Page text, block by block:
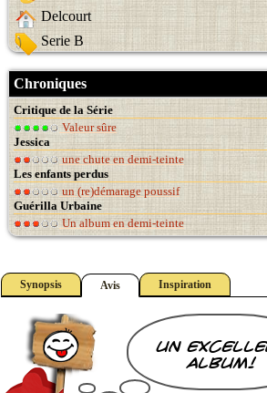
Delcourt
Serie B
Chroniques
Critique de la Série
Valeur sûre
Jessica
une chute en demi-teinte
Les enfants perdus
un (re)démarage poussif
Guérilla Urbaine
Un album en demi-teinte
Synopsis Avis Inspiration
un
album!